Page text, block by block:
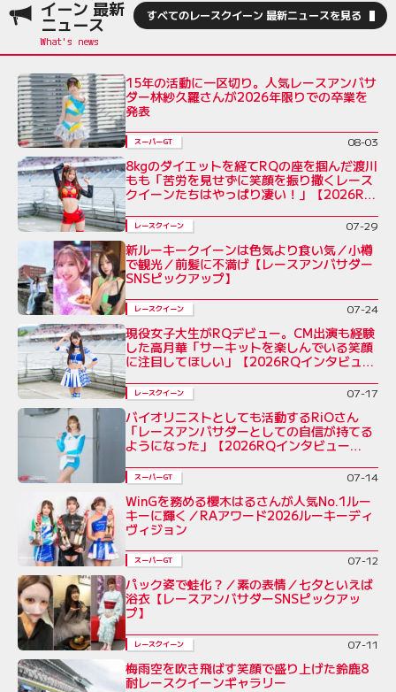
イーン 最新
ニュース すべてのレースクイーン 最新ニュースを見る
15年の活動に一区切り。人気レースアンバサ
ダー林紗久羅さんが2026年限りでの卒業を
発表
スーパーGT 08-03
8kgのダイエットを経てRQの座を掴んだ渡川
もも「苦労を見せずに笑顔を振り撒くレース
クイーンたちはやっぱり凄い！」【2026RQ
レースクイーン 07-29
新ルーキークイーンは色気より食い気／小樽
で観光／前髪に不満げ【レースアンバサダー
SNSピックアップ】
レースクイーン 07-24
現役女子大生がRQデビュー。CM出演も経験
した高月華「サーキットを楽しんでいる笑顔
に注目してほしい」【2026RQインタビュー
レースクイーン 07-17
バイオリニストとしても活動するRiOさん
「レースアンバサダーとしての自信が持てる
ようになった」【2026RQインタビュー
スーパーGT 07-14
WinGを務める櫻木はるさんが人気No.1ルー
キーに輝く／RAアワード2026ルーキーディ
ヴィジョン
スーパーGT 07-12
パック姿で蛙化？／素の表情／七夕といえば
浴衣【レースアンバサダーSNSピックアッ
プ】
レースクイーン 07-11
梅雨空を吹き飛ばす笑顔で盛り上げた鈴鹿8
耐レースクイーンギャラリー